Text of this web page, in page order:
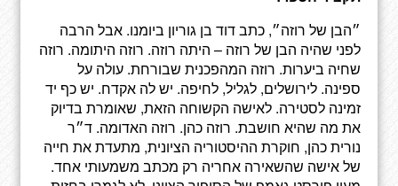
״הבן של רוזה״, כתב דוד בן גוריון ביומנו. אבל הרבה
לפני שהיה הבן של רוזה – היתה רוזה. רוזה היתומה. רוזה
שחיה ביערות. רוזה המהפכנית שבורחת. עולה על
ספינה. לירושלים, לגליל, לחיפה. יש לה אקדח. יש כף יד
זמינה לסטירה. לאישה הקשוחה הזאת, שאומרת בדיוק
את מה שהיא חושבת. רוזה כהן. רוזה האדומה. ד״ר
נורית כהן, חוקרת ההיסטוריה הציונית, מתעדת את חייה
של אישה שהשאירה אחריה רק מכתב משמעותי אחד.